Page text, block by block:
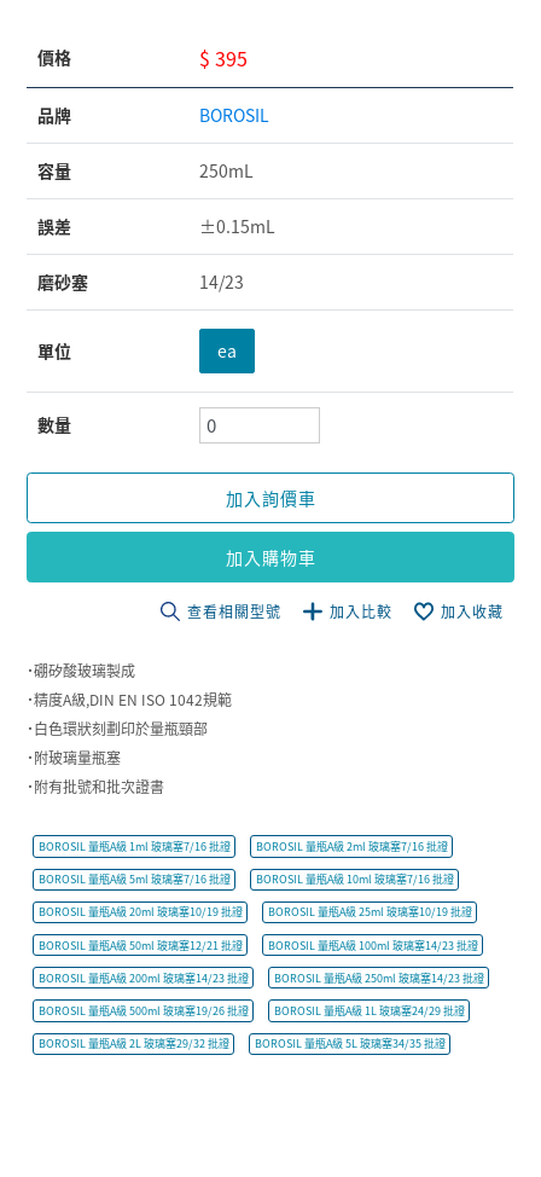
價格 $ 395
品牌 BOROSIL
容量 250mL
誤差 ±0.15mL
磨砂塞 14/23
單位 ea
數量
加入詢價車
加入購物車
查看相關型號 加入比較 加入收藏
˙硼矽酸玻璃製成
˙精度A級,DIN EN ISO 1042規範
˙白色環狀刻劃印於量瓶頸部
˙附玻璃量瓶塞
˙附有批號和批次證書
BOROSIL 量瓶A級 1ml 玻璃塞7/16 批證 BOROSIL 量瓶A級 2ml 玻璃塞7/16 批證
BOROSIL 量瓶A級 5ml 玻璃塞7/16 批證 BOROSIL 量瓶A級 10ml 玻璃塞7/16 批證
BOROSIL 量瓶A級 20ml 玻璃塞10/19 批證 BOROSIL 量瓶A級 25ml 玻璃塞10/19 批證
BOROSIL 量瓶A級 50ml 玻璃塞12/21 批證 BOROSIL 量瓶A級 100ml 玻璃塞14/23 批證
BOROSIL 量瓶A級 200ml 玻璃塞14/23 批證 BOROSIL 量瓶A級 250ml 玻璃塞14/23 批證
BOROSIL 量瓶A級 500ml 玻璃塞19/26 批證 BOROSIL 量瓶A級 1L 玻璃塞24/29 批證
BOROSIL 量瓶A級 2L 玻璃塞29/32 批證 BOROSIL 量瓶A級 5L 玻璃塞34/35 批證